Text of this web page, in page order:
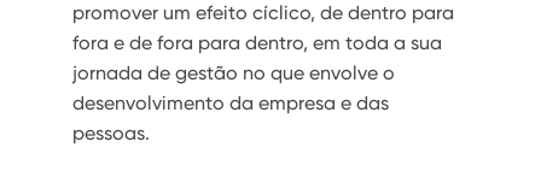
promover um efeito cíclico, de dentro para
fora e de fora para dentro, em toda a sua
jornada de gestão no que envolve o
desenvolvimento da empresa e das
pessoas.